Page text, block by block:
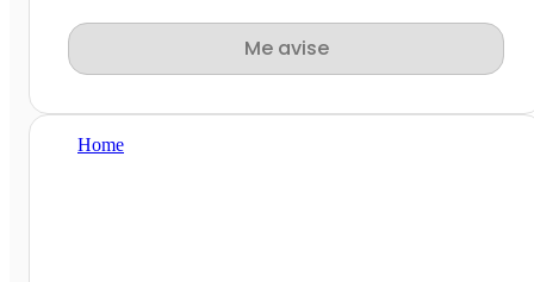
Me avise
Home